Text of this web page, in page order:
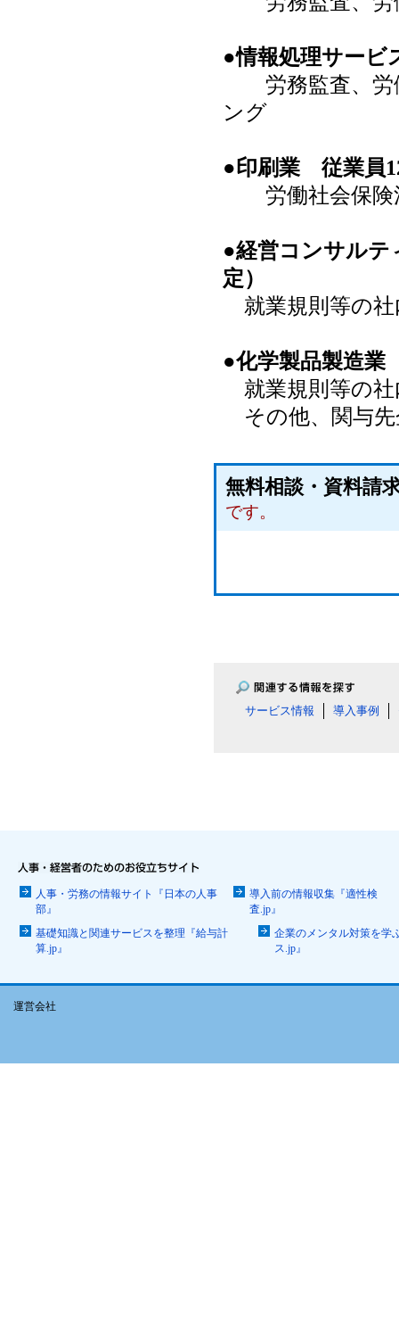
●情報処理サービ
労務監査、労
ング
●印刷業 従業員
労働社会保険
●経営コンサルテ
定）
就業規則等の社
●化学製品製造
就業規則等の社
その他、関与
無料相談・資料
です。
サービス情報 導入事例
人事・労務の情報サイト『日本の人事
部』
導入前の情報収集『適性検
査.jp』
基礎知識と関連サービスを整理『給与計
算.jp』
企業のメンタル対策を学
ス.jp』
運営会社